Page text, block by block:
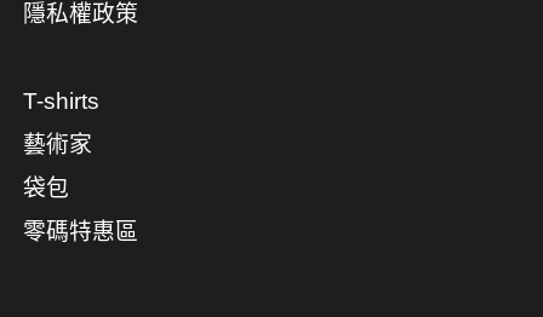
隱私權政策
T-shirts
藝術家
袋包
零碼特惠區